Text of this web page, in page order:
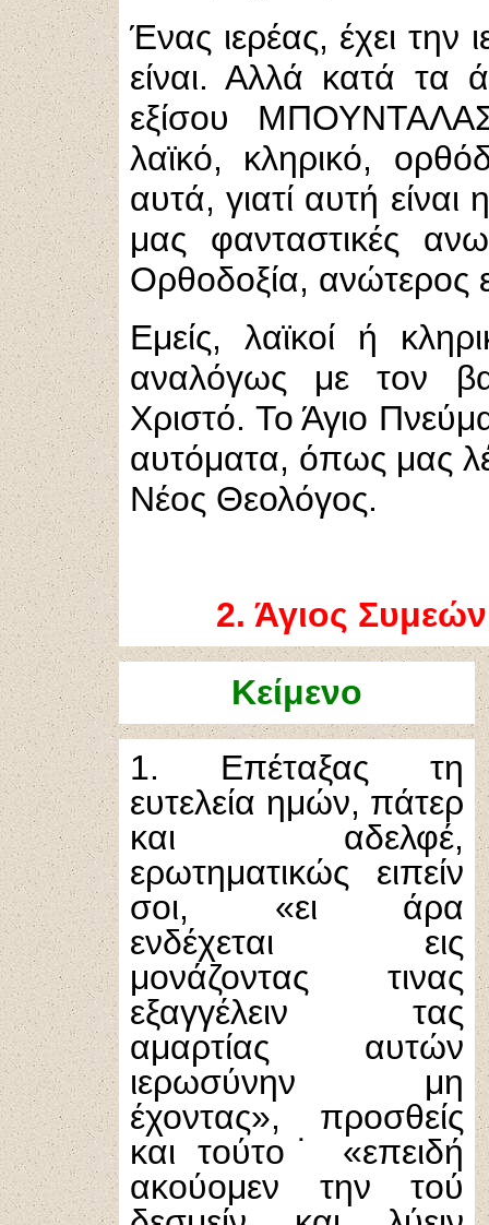
Ένας ιερέας, έχει την
είναι. Αλλά κατά τα
εξίσου
λαϊκό, κληρικό,
αυτά, γιατί αυτή
μας φανταστικές
Ορθοδοξία, ανώτερος
Εμείς, λαϊκοί ή
αναλόγως με τον
Χριστό. Το Άγιο
αυτόματα, όπως μας
Νέος Θεολόγος.
2. Άγιος
Κείμενο
1. Επέταξας τη
ευτελεία ημών, πάτερ
και αδελφέ,
ερωτηματικώς ειπείν
σοι, «ει άρα
ενδέχεται εις
μονάζοντας τινας
εξαγγέλειν τας
αμαρτίας αυτών
ιερωσύνην μη
έχοντας», προσθείς
και τούτο˙ «επειδή
ακούομεν την τού